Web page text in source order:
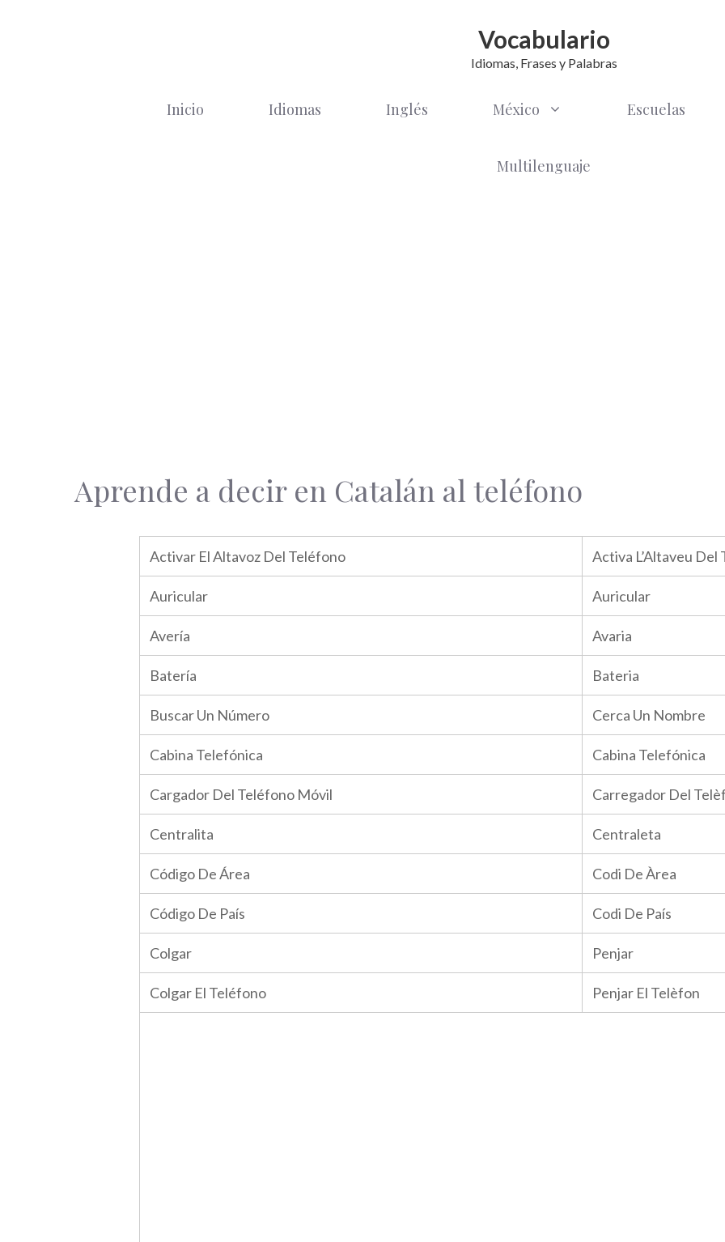
Vocabulario
Idiomas, Frases y Palabras
Inicio Idiomas Inglés México Escuelas
Multilenguaje
Aprende a decir en Catalán al teléfono
Activar El Altavoz Del Teléfono Activa L’Altaveu Del
Auricular Auricular
Avería Avaria
Batería Bateria
Buscar Un Número Cerca Un Nombre
Cabina Telefónica Cabina Telefónica
Cargador Del Teléfono Móvil Carregador Del
Centralita Centraleta
Código De Área Codi De Àrea
Código De País Codi De País
Colgar Penjar
Colgar El Teléfono Penjar El Telèfon